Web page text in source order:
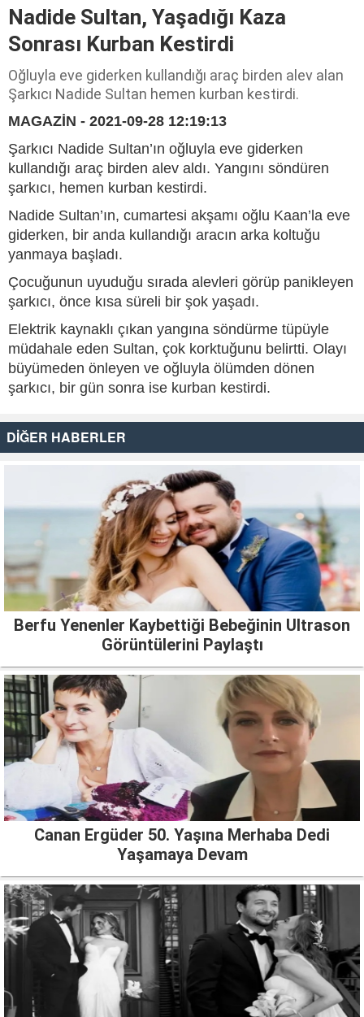
Nadide Sultan, Yaşadığı Kaza
Sonrası Kurban Kestirdi
Oğluyla eve giderken kullandığı araç birden alev alan
Şarkıcı Nadide Sultan hemen kurban kestirdi.
MAGAZİN - 2021-09-28 12:19:13
Şarkıcı Nadide Sultan’ın oğluyla eve giderken
kullandığı araç birden alev aldı. Yangını söndüren
şarkıcı, hemen kurban kestirdi.
Nadide Sultan’ın, cumartesi akşamı oğlu Kaan’la eve
giderken, bir anda kullandığı aracın arka koltuğu
yanmaya başladı.
Çocuğunun uyuduğu sırada alevleri görüp panikleyen
şarkıcı, önce kısa süreli bir şok yaşadı.
Elektrik kaynaklı çıkan yangına söndürme tüpüyle
müdahale eden Sultan, çok korktuğunu belirtti. Olayı
büyümeden önleyen ve oğluyla ölümden dönen
şarkıcı, bir gün sonra ise kurban kestirdi.
DİĞER HABERLER
Berfu Yenenler Kaybettiği Bebeğinin Ultrason
Görüntülerini Paylaştı
Canan Ergüder 50. Yaşına Merhaba Dedi
Yaşamaya Devam